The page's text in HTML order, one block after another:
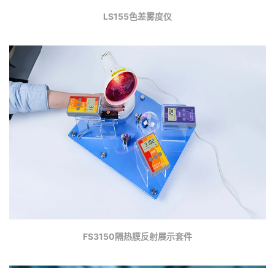
LS155色差雾度仪
FS3150隔热膜反射展示套件